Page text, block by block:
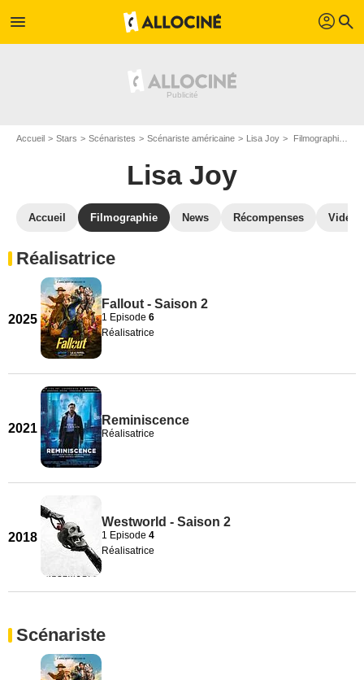
menu profil search
Accueil Stars Scénaristes Scénariste américaine Lisa Joy Filmographie Lisa Joy
Lisa Joy
Accueil Filmographie News Récompenses Vidéos
Réalisatrice
2025
Fallout - Saison 2
1 Episode 6
Réalisatrice
2021
Reminiscence
Réalisatrice
2018
Westworld - Saison 2
1 Episode 4
Réalisatrice
Scénariste